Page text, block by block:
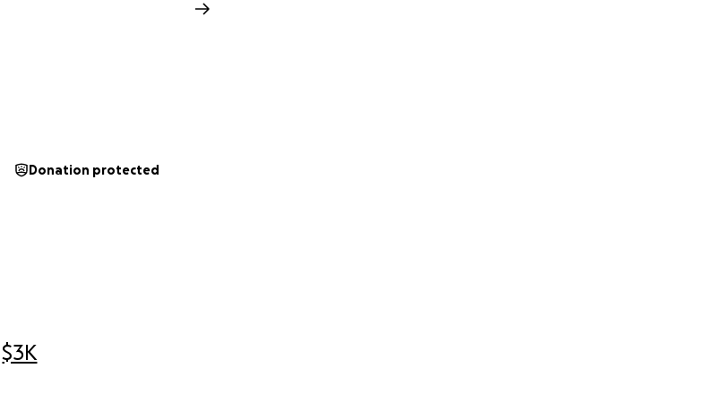
$3K
Donation protected